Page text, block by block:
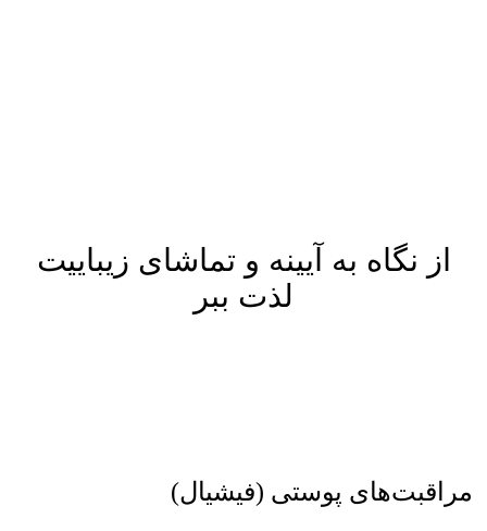
از نگاه به آیینه و تماشای زیباییت
لذت ببر
مراقبت‌های پوستی (فیشیال)